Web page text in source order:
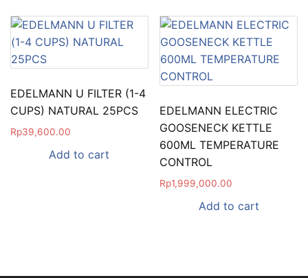
EDELMANN U FILTER (1-4
CUPS) NATURAL 25PCS
Rp39,600.00
Add to cart
EDELMANN ELECTRIC
GOOSENECK KETTLE
600ML TEMPERATURE
CONTROL
Rp1,999,000.00
Add to cart